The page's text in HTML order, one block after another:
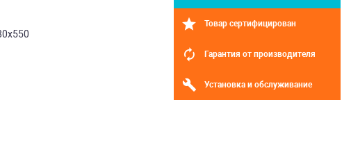
Товар сертифицирован
Гарантия от производителя
Установка и обслуживание